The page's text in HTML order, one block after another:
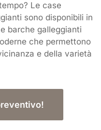
Le case
sono disponibili in
barche galleggianti
che permettono
e della varietà